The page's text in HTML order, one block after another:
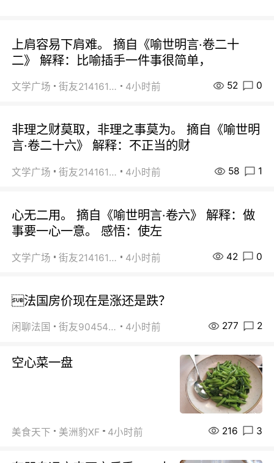
上肩容易下肩难。 摘自《喻世明言·卷二十
二》 解释：比喻插手一件事很简单，
文学广场 街友21416156 4小时前 52 0
非理之财莫取，非理之事莫为。 摘自《喻世明
言·卷二十六》 解释：不正当的财
文学广场 街友21416156 4小时前 58 1
心无二用。 摘自《喻世明言·卷六》 解释：做
事要一心一意。 感悟：使左
文学广场 街友21416156 4小时前 42 0
法国房价现在是涨还是跌？
闲聊法国 街友90454511 4小时前 277 2
空心菜一盘
美食天下 美洲豹XF 4小时前 216 3